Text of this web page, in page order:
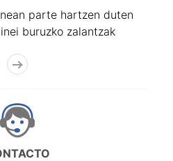
parte hartzen duten
buruzko zalantzak